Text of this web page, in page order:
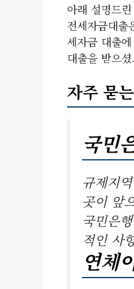
아래 설명드
전세자금대출
세자금 대출
대출을 받으
자주 묻
국민
규제지
곳이 앞
국민은
적인 사
연체